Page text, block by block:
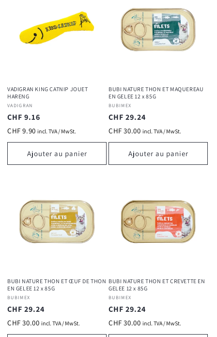
VADIGRAN KING CATNIP JOUET
HARENG
Fournisseur :
VADIGRAN
Prix
habituel
CHF 9.16
CHF 9.90 incl. TVA / MwSt.
Ajouter au panier
BUBI NATURE THON ET MAQUEREAU
EN GELEE 12 x 85G
Fournisseur :
BUBIMEX
Prix
habituel
CHF 29.24
CHF 30.00 incl. TVA / MwSt.
Ajouter au panier
BUBI NATURE THON ET ŒUF DE THON
EN GELEE 12 x 85G
Fournisseur :
BUBIMEX
Prix
habituel
CHF 29.24
CHF 30.00 incl. TVA / MwSt.
BUBI NATURE THON ET CREVETTE EN
GELEE 12 x 85G
Fournisseur :
BUBIMEX
Prix
habituel
CHF 29.24
CHF 30.00 incl. TVA / MwSt.